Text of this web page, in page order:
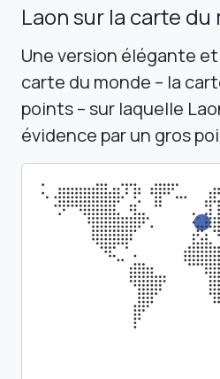
Laon sur la carte du
Une version élégante
carte du monde – la
points – sur laquelle
évidence par un gros